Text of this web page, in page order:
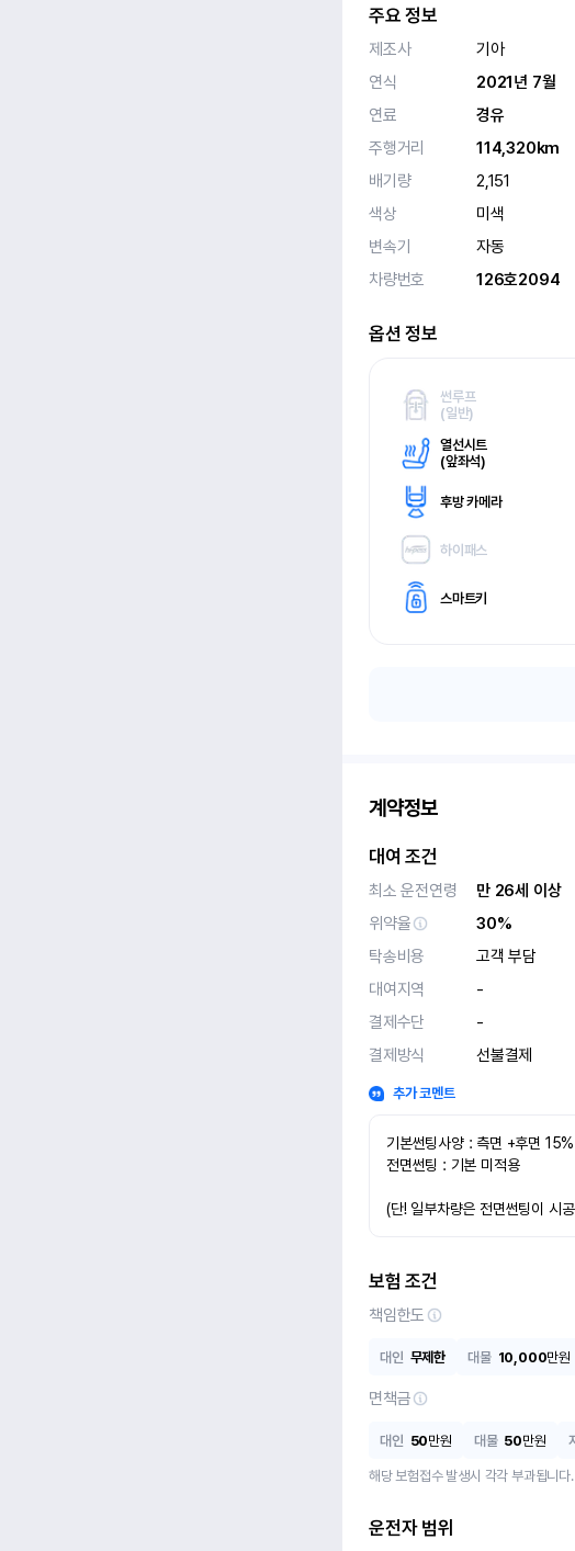
주요 정보
제조사
기아
연식
2021년 7월
연료
경유
주행거리
114,320km
배기량
2,151
색상
미색
변속기
자동
차량번호
126호2094
옵션 정보
썬루프
(일반)
열선시트
(앞좌석)
후방 카메라
하이패스
스마트키
계약정보
대여 조건
최소 운전연령
만 26세 이상
위약율
30%
탁송비용
고객 부담
대여지역
-
결제수단
-
결제방식
선불결제
추가 코멘트
기본썬팅사양 : 측면 +후면 15%
전면썬팅 : 기본 미적용
(단! 일부차량은 전면썬팅이 시
보험 조건
책임한도
대인 무제한 대물 10,000만원
면책금
대인 50만원 대물 50만원
해당 보험접수 발생시 각각 부과됩니다.
운전자 범위